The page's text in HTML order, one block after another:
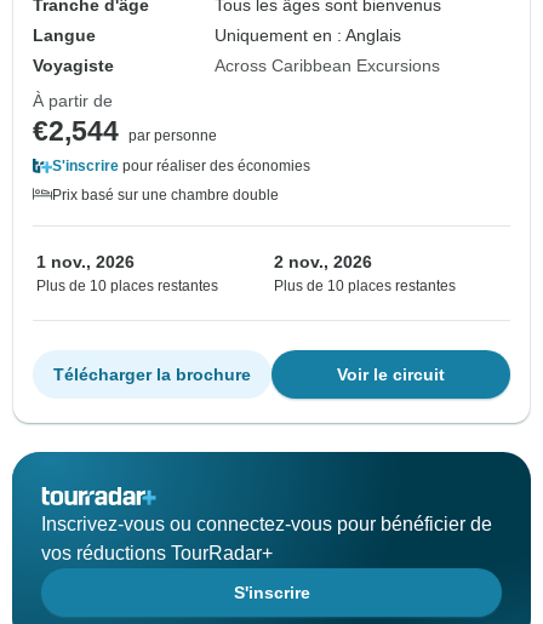
Tranche d'âge
Tous les âges sont bienvenus
Langue
Uniquement en : Anglais
Voyagiste
Across Caribbean Excursions
À partir de
€2,544 par personne
S'inscrire pour réaliser des économies
Prix basé sur une chambre double
1 nov., 2026
Plus de 10 places restantes
2 nov., 2026
Plus de 10 places restantes
Voir le circuit
Télécharger la brochure
Inscrivez-vous ou connectez-vous pour bénéficier de
vos réductions TourRadar+
S'inscrire